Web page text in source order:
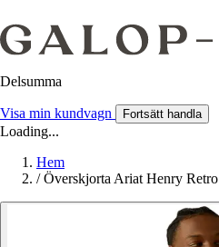
Delsumma
Visa min kundvagn Fortsätt handla
Loading...
Hem
/ Överskjorta Ariat Henry Retro